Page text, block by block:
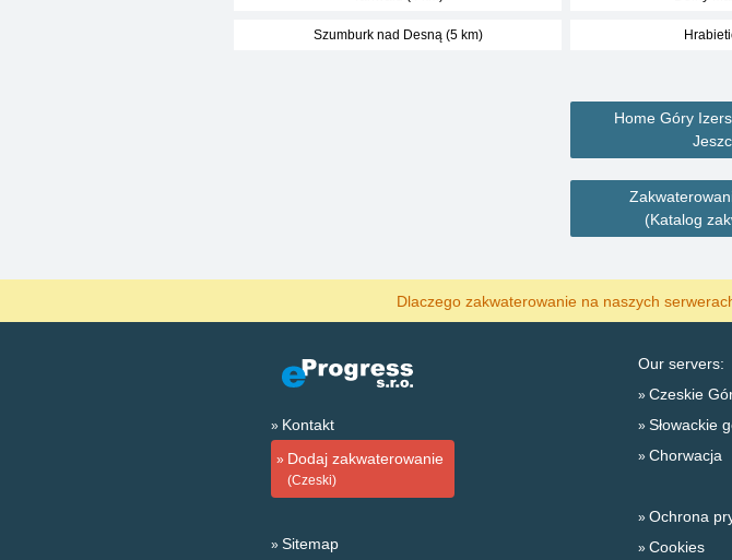
Szumburk nad Desną (5 km)
Home Góry
(Katalog
Dlaczego zakwaterowanie na naszych
Kontakt
Dodaj zakwaterowanie
(Czeski)
Sitemap
Our servers:
Czeskie
Słowackie
Chorwacja
Ochrona
Cookies